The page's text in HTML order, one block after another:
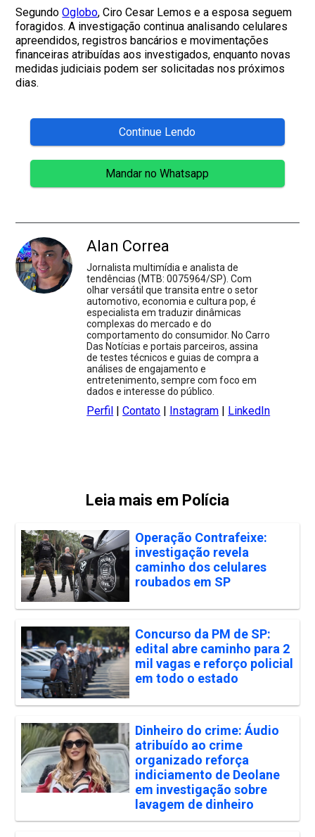
SegundoOglobo, Ciro Cesar Lemos e a esposa seguem
foragidos. A investigação continua analisando celulares
apreendidos, registros bancários e movimentações
financeiras atribuídas aos investigados, enquanto novas
medidas judiciais podem ser solicitadas nos próximos
dias.
Continue Lendo
Mandar no Whatsapp
Alan Correa
Jornalista multimídia e analista de
tendências (MTB: 0075964/SP). Com
olhar versátil que transita entre o setor
automotivo, economia e cultura pop, é
especialista em traduzir dinâmicas
complexas do mercado e do
comportamento do consumidor. No Carro
Das Notícias e portais parceiros, assina
de testes técnicos e guias de compra a
análises de engajamento e
entretenimento, sempre com foco em
dados e interesse do público.
Perfil |Contato | Instagram | LinkedIn
Leia mais em Polícia
Operação Contrafeixe:
investigação revela
caminho dos celulares
roubados em SP
Concurso da PM de SP:
edital abre caminho para 2
mil vagas e reforço policial
em todo o estado
Dinheiro do crime: Áudio
atribuído ao crime
organizado reforça
indiciamento de Deolane
em investigação sobre
lavagem de dinheiro